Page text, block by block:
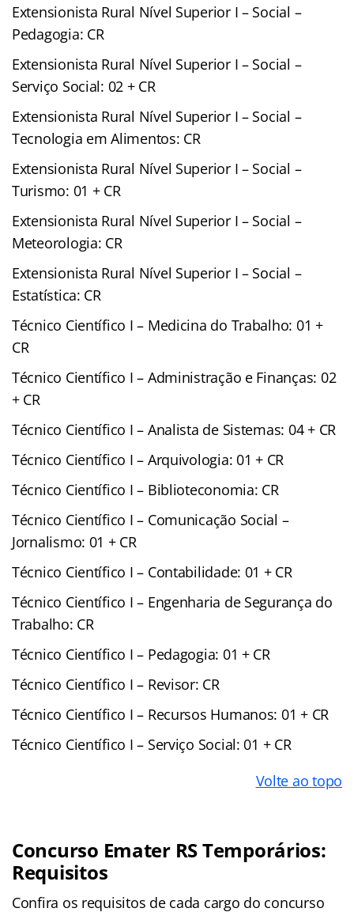
Extensionista Rural Nível Superior I – Social –
Pedagogia: CR
Extensionista Rural Nível Superior I – Social –
Serviço Social: 02 + CR
Extensionista Rural Nível Superior I – Social –
Tecnologia em Alimentos: CR
Extensionista Rural Nível Superior I – Social –
Turismo: 01 + CR
Extensionista Rural Nível Superior I – Social –
Meteorologia: CR
Extensionista Rural Nível Superior I – Social –
Estatística: CR
Técnico Científico I – Medicina do Trabalho: 01 +
CR
Técnico Científico I – Administração e Finanças: 02
+ CR
Técnico Científico I – Analista de Sistemas: 04 + CR
Técnico Científico I – Arquivologia: 01 + CR
Técnico Científico I – Biblioteconomia: CR
Técnico Científico I – Comunicação Social –
Jornalismo: 01 + CR
Técnico Científico I – Contabilidade: 01 + CR
Técnico Científico I – Engenharia de Segurança do
Trabalho: CR
Técnico Científico I – Pedagogia: 01 + CR
Técnico Científico I – Revisor: CR
Técnico Científico I – Recursos Humanos: 01 + CR
Técnico Científico I – Serviço Social: 01 + CR
Volte ao topo
Concurso Emater RS Temporários:
Requisitos
Confira os requisitos de cada cargo do concurso